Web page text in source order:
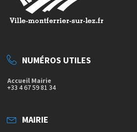
NUMÉROS UTILES
Accueil Mairie
+33 4 67 59 81 34
MAIRIE